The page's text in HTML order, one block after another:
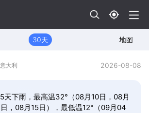
30天 地图
大利 2026-08-08
天下雨，最高温32°（08月10日，08月
，08月15日），最低温12°（09月04